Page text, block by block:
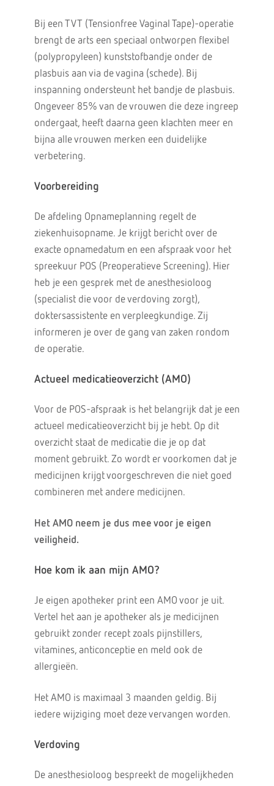
Bij een TVT (Tensionfree Vaginal Tape)-operatie
brengt de arts een speciaal ontworpen flexibel
(polypropyleen) kunststofbandje onder de
plasbuis aan via de vagina (schede). Bij
inspanning ondersteunt het bandje de plasbuis.
Ongeveer 85% van de vrouwen die deze ingreep
ondergaat, heeft daarna geen klachten meer en
bijna alle vrouwen merken een duidelijke
verbetering.
Voorbereiding
De afdeling Opnameplanning regelt de
ziekenhuisopname. Je krijgt bericht over de
exacte opnamedatum en een afspraak voor het
spreekuur POS (Preoperatieve Screening). Hier
heb je een gesprek met de anesthesioloog
(specialist die voor de verdoving zorgt),
doktersassistente en verpleegkundige. Zij
informeren je over de gang van zaken rondom
de operatie.
Actueel medicatieoverzicht (AMO)
Voor de POS-afspraak is het belangrijk dat je een
actueel medicatieoverzicht bij je hebt. Op dit
overzicht staat de medicatie die je op dat
moment gebruikt. Zo wordt er voorkomen dat je
medicijnen krijgt voorgeschreven die niet goed
combineren met andere medicijnen.
Het AMO neem je dus mee voor je eigen
veiligheid.
Hoe kom ik aan mijn AMO?
Je eigen apotheker print een AMO voor je uit.
Vertel het aan je apotheker als je medicijnen
gebruikt zonder recept zoals pijnstillers,
vitamines, anticonceptie en meld ook de
allergieën.
Het AMO is maximaal 3 maanden geldig. Bij
iedere wijziging moet deze vervangen worden.
Verdoving
De anesthesioloog bespreekt de mogelijkheden